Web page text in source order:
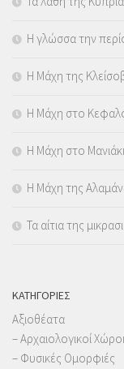
Η γλώσσα την
Η Μάχη της
Η Μάχη στο
Η Μάχη στο Μανιάκι
Η Μάχη της
Τα αίτια της
KΑΤΗΓΟΡΊΕΣ
Αξιοθέατα
– Αρχαιολογικοί Χώροι
– Φυσικές Ομορφιές